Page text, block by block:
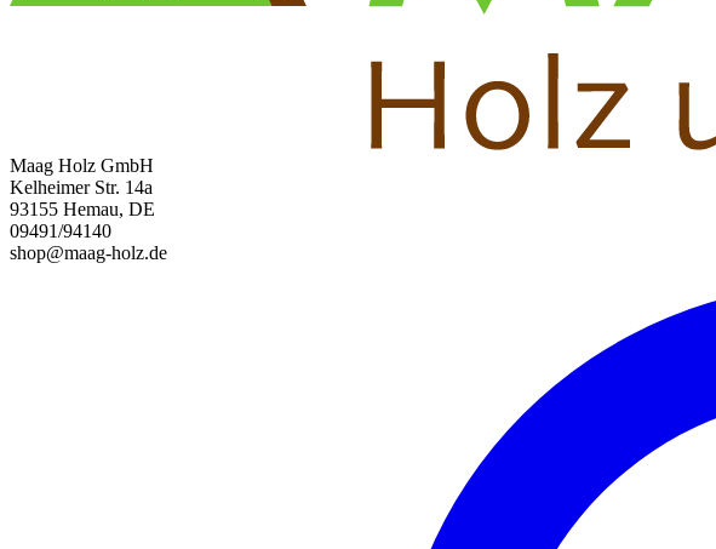
Maag Holz GmbH
Kelheimer Str. 14a
93155 Hemau, DE
09491/94140
shop@maag-holz.de